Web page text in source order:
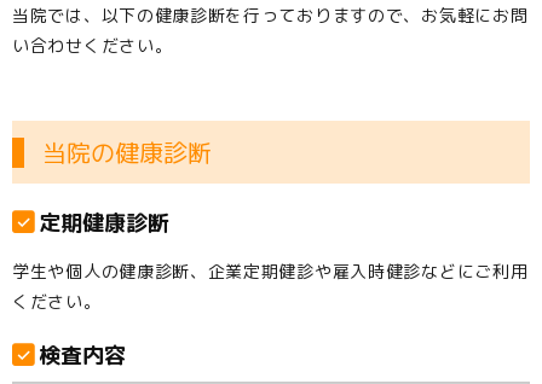
当院では、以下の健康診断を行っておりますので、お気軽にお問
い合わせください。
当院の健康診断
定期健康診断
学生や個人の健康診断、企業定期健診や雇入時健診などにご利用
ください。
検査内容